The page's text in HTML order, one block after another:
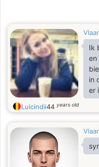
Ik
en
in
er
en
Luicindii44 years old